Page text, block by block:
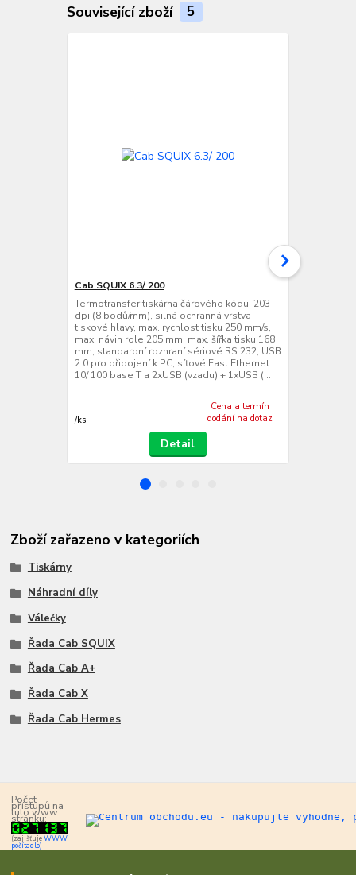
Související zboží 5
Cab SQUIX 6.3/ 200
Termotransfer tiskárna čárového kódu, 203
dpi (8 bodů/mm), silná ochranná vrstva
tiskové hlavy, max. rychlost tisku 250 mm/s,
max. návin role 205 mm, max. šířka tisku 168
mm, standardní rozhraní sériové RS 232, USB
2.0 pro připojení k PC, síťové Fast Ethernet
10/ 100 base T a 2xUSB (vzadu) + 1xUSB (...
/ks
Cena a termín
dodání na dotaz
Detail
Zboží zařazeno v kategoriích
Tiskárny
Náhradní díly
Válečky
Řada Cab SQUIX
Řada Cab A+
Řada Cab X
Řada Cab Hermes
Počet
přístupů na
tuto www
stránku:
(zajišťujeWWW
počítadlo)